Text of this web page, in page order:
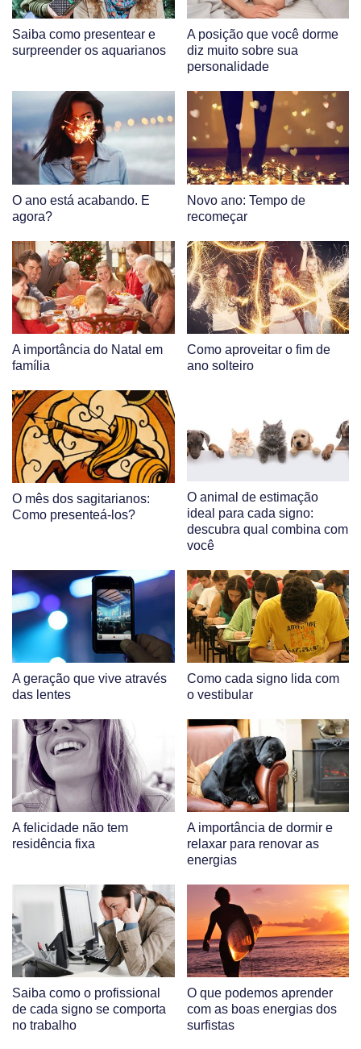
Saiba como presentear e
surpreender os aquarianos
A posição que você dorme
diz muito sobre sua
personalidade
O ano está acabando. E
agora?
Novo ano: Tempo de
recomeçar
A importância do Natal em
família
Como aproveitar o fim de
ano solteiro
O mês dos sagitarianos:
Como presenteá-los?
O animal de estimação
ideal para cada signo:
descubra qual combina com
você
A geração que vive através
das lentes
Como cada signo lida com
o vestibular
A felicidade não tem
residência fixa
A importância de dormir e
relaxar para renovar as
energias
Saiba como o profissional
de cada signo se comporta
no trabalho
O que podemos aprender
com as boas energias dos
surfistas